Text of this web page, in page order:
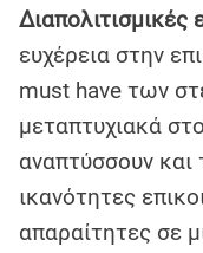
Διαπολιτισμικές
ευχέρεια στην
must have των
μεταπτυχιακά
αναπτύσσουν και
ικανότητες
απαραίτητες σε